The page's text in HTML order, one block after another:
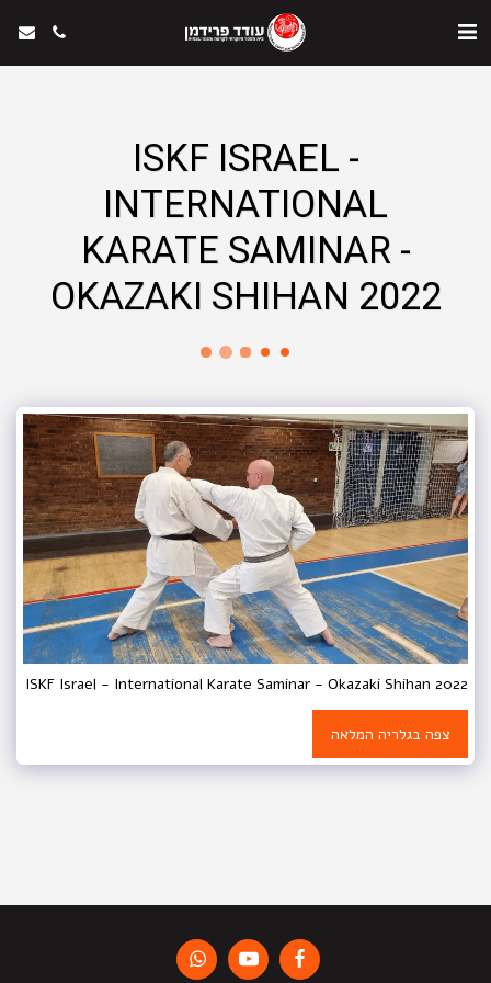
ISKF ISRAEL -
INTERNATIONAL
KARATE SAMINAR -
OKAZAKI SHIHAN 2022
ISKF Israel - International Karate Saminar - Okazaki Shihan 2022
צפה בגלריה המלאה